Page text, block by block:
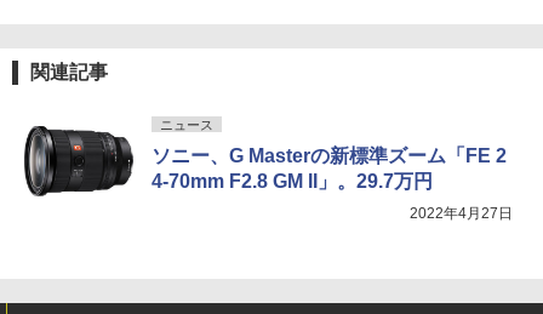
関連記事
ニュース
ソニー、G Masterの新標準ズーム「FE 2
4-70mm F2.8 GM II」。29.7万円
2022年4月27日